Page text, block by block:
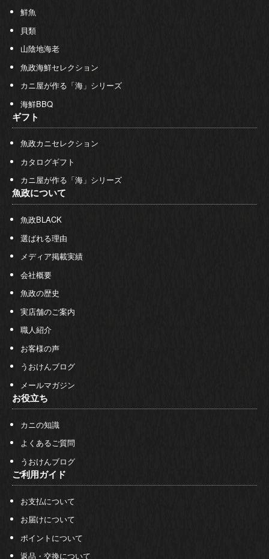
鮮魚
貝類
山陰地海老
魚政海鮮セレクション
カニ屋が作る「海」シリーズ
海鮮BBQ
ギフト
魚政カニセレクション
カタログギフト
カニ屋が作る「海」シリーズ
魚政について
魚政BLACK
選ばれる理由
メディア掲載実績
会社概要
魚政の歴史
実店舗のご案内
職人紹介
お客様の声
うおけんブログ
メールマガジン
お役立ち
カニの知識
よくあるご質問
うおけんブログ
ご利用ガイド
お支払について
お届けについて
ポイントについて
返品・交換について